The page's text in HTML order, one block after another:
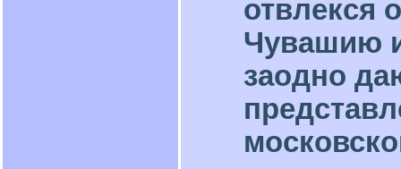
отвлекся
Чувашию
заодно